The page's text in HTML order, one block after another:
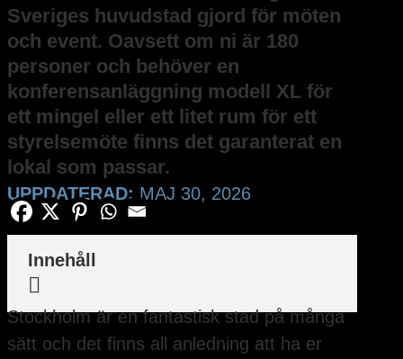
Sveriges huvudstad gjord för möten
och event. Oavsett om ni är 180
personer och behöver en
konferensanläggning modell XL för
ett mingel eller ett litet rum för ett
styrelsemöte finns det garanterat en
lokal som passar.
UPPDATERAD: MAJ 30, 2026
Innehåll

Stockholm är en fantastisk stad på många
sätt och det finns all anledning att ha er